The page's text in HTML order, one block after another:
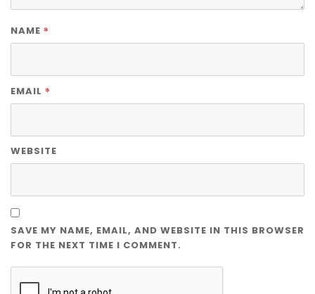
NAME *
EMAIL *
WEBSITE
SAVE MY NAME, EMAIL, AND WEBSITE IN THIS BROWSER
FOR THE NEXT TIME I COMMENT.